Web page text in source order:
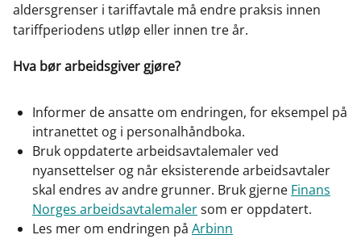
aldersgrenser i tariffavtale må endre praksis innen
tariffperiodens utløp eller innen tre år.
Hva bør arbeidsgiver gjøre?
Informer de ansatte om endringen, for eksempel på
intranettet og i personalhåndboka.
Bruk oppdaterte arbeidsavtalemaler ved
nyansettelser og når eksisterende arbeidsavtaler
skal endres av andre grunner. Bruk gjerne Finans
Norges arbeidsavtalemalersom er oppdatert.
Les mer om endringen på Arbinn